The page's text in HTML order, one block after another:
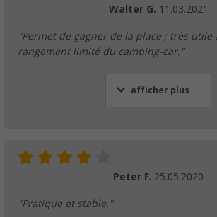
Walter G. 11.03.2021
"Permet de gagner de la place ; très utile
rangement limité du camping-car."
afficher plus
Peter F. 25.05.2020
"Pratique et stable."